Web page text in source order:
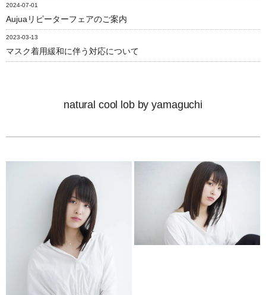
2024-07-01
Aujuaリピーターフェアのご案内
2023-03-13
マスク着用緩和に伴う対応について
natural cool lob by yamaguchi